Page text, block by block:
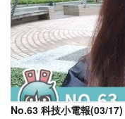
No.63 科技小電報(03/17)